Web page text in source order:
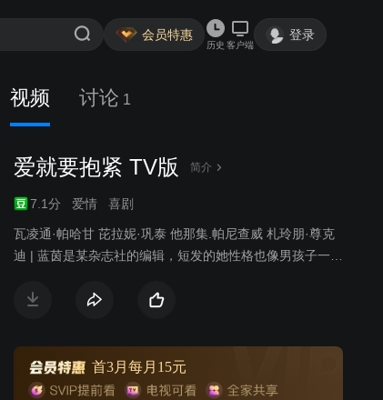
会员特惠
历史 客户端
登录
视频 讨论 1
爱就要抱紧 TV版 简介
7.1分 爱情 喜剧
瓦凌通·帕哈甘 芘拉妮·巩泰 他那集.帕尼查威 札玲朋·尊克
迪 | 蓝茵是某杂志社的编辑，短发的她性格也像男孩子一样
会，蓝茵在停车场捡到了一个婴儿，虽然蓝茵还是未婚但
同时在朋友的帮助下多方寻找孩子的亲生父母。并且在相
处过程中和赛博逐渐产生了好感。不久，蓝茵的前男友皮
首3月每月15元